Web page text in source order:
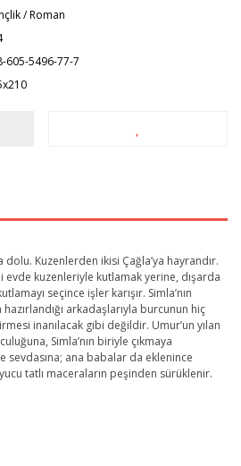
/ Roman
605-5496-77-7
Kuzenlerden ikisi Çağla’ya hayrandır.
kuzenleriyle kutlamak yerine, dışarda
seçince işler karışır. Simla’nın
arkadaşlarıyla burcunun hiç
inanılacak gibi değildir. Umur’un yılan
Simla’nın biriyle çıkmaya
sevdasına; ana babalar da eklenince
tatlı maceraların peşinden sürüklenir.